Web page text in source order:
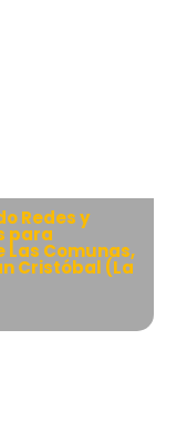
Redes y
para
Comunas,
Cristóbal (La